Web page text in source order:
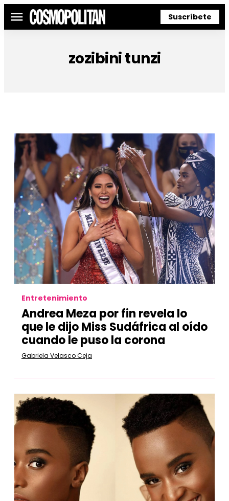
Menú Suscríbete
zozibini tunzi
Entretenimiento
Andrea Meza por fin revela lo
que le dijo Miss Sudáfrica al oído
cuando le puso la corona
Gabriela Velasco Ceja